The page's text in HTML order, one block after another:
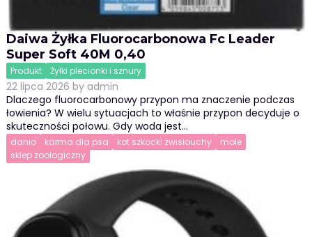
Daiwa Żyłka Fluorocarbonowa Fc Leader
Super Soft 40M 0,40
Produkt Żyłki plecionki i sznury
22 lipca 2026 by admin
Dlaczego fluorocarbonowy przypon ma znaczenie podczas
łowienia? W wielu sytuacjach to właśnie przypon decyduje o
skuteczności połowu. Gdy woda jest…
danio karma dla psa kot szkocki zwisłouchy
mole
sklep zoologiczny